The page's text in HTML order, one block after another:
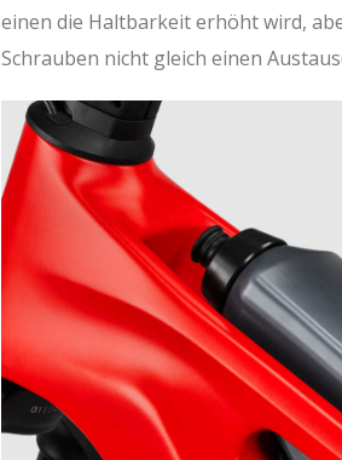
einen die Haltbarkeit erhöht wird,
Schrauben nicht gleich einen